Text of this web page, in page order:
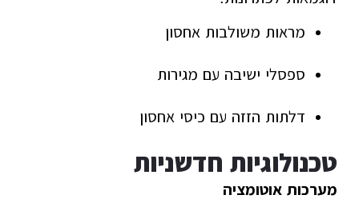
מראות משולבות אחסון
ספסלי ישיבה עם מגירות
דלתות הזזה עם כיסי אחסון
טכנולוגיות חדשניות
מערכות אוטומציה